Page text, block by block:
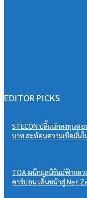
เอสซีจี ผนึก ม.มหิดล ยกร
วิริยะประกันภัย หนุนเ
EDITOR PICKS
STECON ปลื้มนักลงทุนตอ
บาท สะท้อนความเชื่อมั่นใ
TOA ผนึกมูลนิธิแม่ฟ้าหล
คาร์บอน เดินหน้าสู่ Net